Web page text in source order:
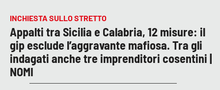
INCHIESTA SULLO STRETTO
Appalti tra Sicilia e Calabria, 12 misure: il
gip esclude l’aggravante mafiosa. Tra gli
indagati anche tre imprenditori cosentini |
NOMI